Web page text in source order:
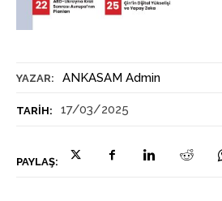
YAZAR: ANKASAM Admin
TARIH: 17/03/2025
PAYLAŞ: